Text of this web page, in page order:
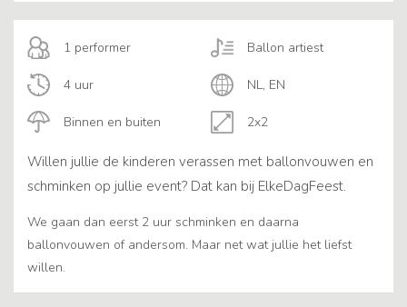
1 performer
Binnen en buiten
Ballon artiest
4 uur
2x2
NL, EN
Willen jullie de kinderen verassen met ballonvouwen en
schminken op jullie event? Dat kan bij ElkeDagFeest.
We gaan dan eerst 2 uur schminken en daarna
ballonvouwen of andersom. Maar net wat jullie het liefst
willen.